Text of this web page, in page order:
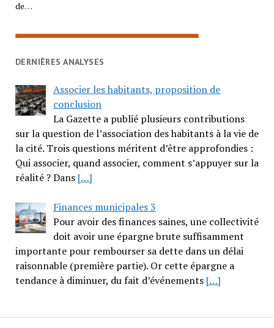
de…
DERNIÈRES ANALYSES
Associer les habitants, proposition de
conclusion
La Gazette a publié plusieurs contributions
sur la question de l’association des habitants à la vie de
la cité. Trois questions méritent d’être approfondies :
Qui associer, quand associer, comment s’appuyer sur la
réalité ? Dans […]
Finances municipales 3
Pour avoir des finances saines, une collectivité
doit avoir une épargne brute suffisamment
importante pour rembourser sa dette dans un délai
raisonnable (première partie). Or cette épargne a
tendance à diminuer, du fait d’événements […]